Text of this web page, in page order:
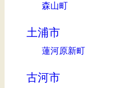
森山町
土浦市
蓮河原新町
古河市